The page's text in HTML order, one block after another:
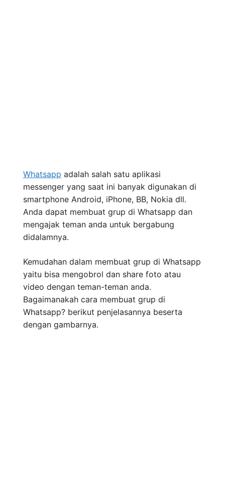
Whatsapp adalah salah satu aplikasi
messenger yang saat ini banyak digunakan di
smartphone Android, iPhone, BB, Nokia dll.
Anda dapat membuat grup di Whatsapp dan
mengajak teman anda untuk bergabung
didalamnya.
Kemudahan dalam membuat grup di Whatsapp
yaitu bisa mengobrol dan share foto atau
video dengan teman-teman anda.
Bagaimanakah cara membuat grup di
Whatsapp? berikut penjelasannya beserta
dengan gambarnya.